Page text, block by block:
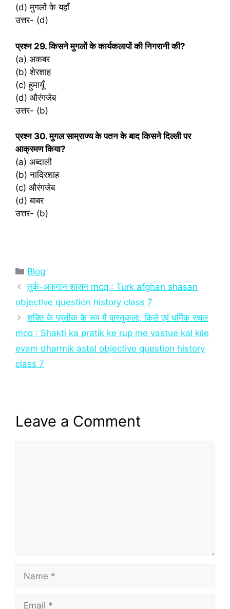
(d) मुगलों के यहाँ
उत्तर- (d)
प्रश्‍न 29. किसने मुगलों के कार्यकलापों की निगरानी की?
(a) अकबर
(b) शेरशाह
(c) हुमायूँ
(d) औरंगजेब
उत्तर- (b)
प्रश्‍न 30. मुगल साम्राज्य के पतन के बाद किसने दिल्ली पर
आक्रमण किया?
(a) अब्दाली
(b) नादिरशाह
(c) औरंगजेब
(d) बाबर
उत्तर- (b)
Categories
Blog
तुर्क-अफगान शासन mcq : Turk afghan shasan
objective question history class 7
शक्ति के प्रतीक के रूप में वास्तुकला, किले एवं धर्मिक स्थल
mcq : Shakti ka pratik ke rup me vastue kal kile
evam dharmik astal objective question history
class 7
Leave a Comment